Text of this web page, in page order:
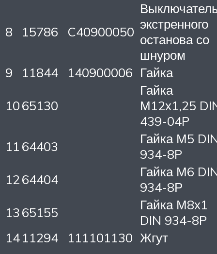
8 15786 C40900050 экстренного
останова со
шнуром
9
11844 140900006 Гайка
1065130
Гайка
М12х1,25
439-04P
11 64403
Гайка М5
934-8P
1264404
Гайка М6
934-8Р
13 65155
Гайка М8х1
DIN 934-8P
14 11294 111101130 Жгут